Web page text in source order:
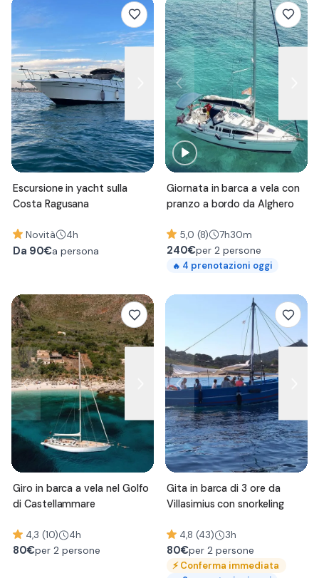
Escursione in yacht sulla
Costa Ragusana
Novità 4h
Da 90€a persona
Giornata in barca a vela con
pranzo a bordo da Alghero
5,0 (8) 7h30m
240€per 2 persone
🔥 4 prenotazioni oggi
Giro in barca a vela nel Golfo
di Castellammare
4,3 (10) 4h
80€per 2 persone
Gita in barca di 3 ore da
Villasimius con snorkeling
4,8 (43) 3h
80€per 2 persone
⚡Conferma immediata